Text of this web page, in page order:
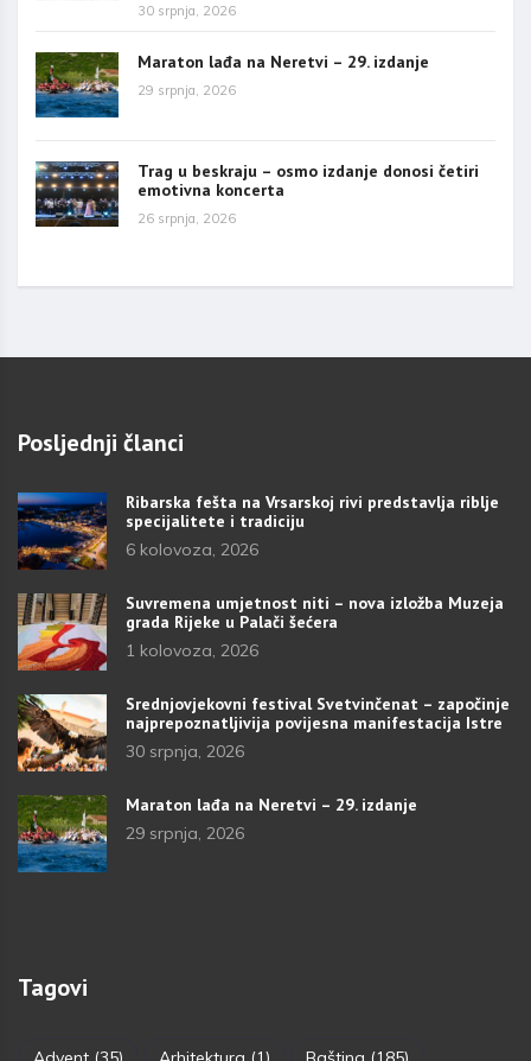
30 srpnja, 2026
Maraton lađa na Neretvi – 29. izdanje
29 srpnja, 2026
Trag u beskraju – osmo izdanje donosi četiri
emotivna koncerta
26 srpnja, 2026
Posljednji članci
Ribarska fešta na Vrsarskoj rivi predstavlja riblje
specijalitete i tradiciju
6 kolovoza, 2026
Suvremena umjetnost niti – nova izložba Muzeja
grada Rijeke u Palači šećera
1 kolovoza, 2026
Srednjovjekovni festival Svetvinčenat – započinje
najprepoznatljivija povijesna manifestacija Istre
30 srpnja, 2026
Maraton lađa na Neretvi – 29. izdanje
29 srpnja, 2026
Tagovi